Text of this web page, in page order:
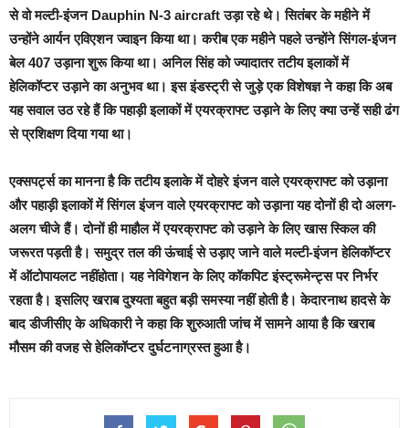
से वो मल्टी-इंजन Dauphin N-3 aircraft उड़ा रहे थे। सितंबर के महीने में
उन्होंने आर्यन एविएशन ज्वाइन किया था। करीब एक महीने पहले उन्होंने सिंगल-इंजन
बेल 407 उड़ाना शुरू किया था। अनिल सिंह को ज्यादातर तटीय इलाकों में
हेलिकॉप्टर उड़ाने का अनुभव था। इस इंडस्ट्री से जुड़े एक विशेषज्ञ ने कहा कि अब
यह सवाल उठ रहे हैं कि पहाड़ी इलाकों में एयरक्राफ्ट उड़ाने के लिए क्या उन्हें सही ढंग
से प्रशिक्षण दिया गया था।
एक्सपर्ट्स का मानना है कि तटीय इलाके में दोहरे इंजन वाले एयरक्राफ्ट को उड़ाना
और पहाड़ी इलाकों में सिंगल इंजन वाले एयरक्राफ्ट को उड़ाना यह दोनों ही दो अलग-
अलग चीजे हैं। दोनों ही माहौल में एयरक्राफ्ट को उड़ाने के लिए खास स्किल की
जरूरत पड़ती है। समुद्र तल की ऊंचाई से उड़ाए जाने वाले मल्टी-इंजन हेलिकॉप्टर
में ऑटोपायलट नहींहोता। यह नेविगेशन के लिए कॉकपिट इंस्ट्रूमेन्ट्स पर निर्भर
रहता है। इसलिए खराब दुश्यता बहुत बड़ी समस्या नहीं होती है। केदारनाथ हादसे के
बाद डीजीसीए के अधिकारी ने कहा कि शुरुआती जांच में सामने आया है कि खराब
मौसम की वजह से हेलिकॉप्टर दुर्घटनाग्रस्त हुआ है।